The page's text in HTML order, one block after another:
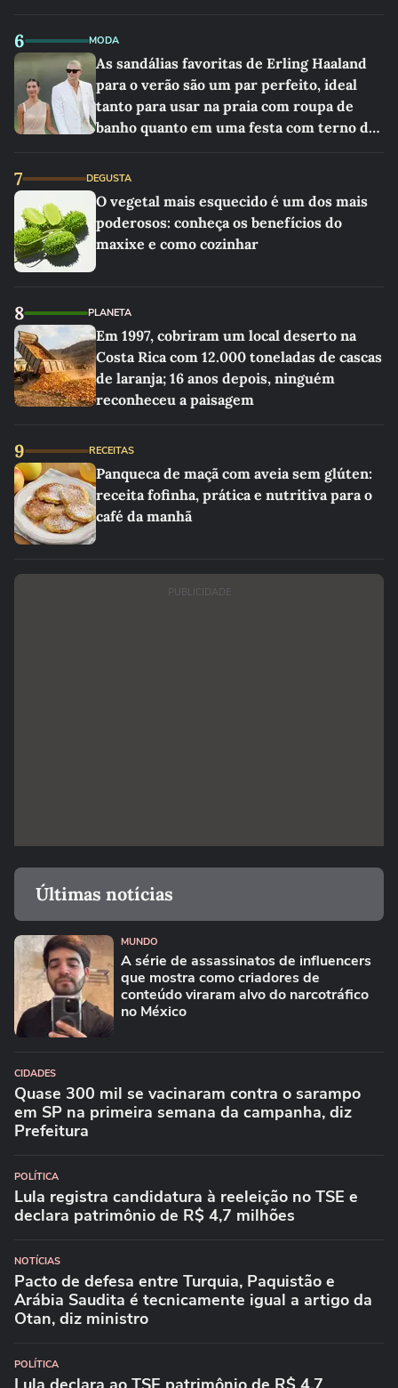
6 MODA
As sandálias favoritas de Erling Haaland
para o verão são um par perfeito, ideal
tanto para usar na praia com roupa de
banho quanto em uma festa com terno de
7 DEGUSTA
O vegetal mais esquecido é um dos mais
poderosos: conheça os benefícios do
maxixe e como cozinhar
8 PLANETA
Em 1997, cobriram um local deserto na
Costa Rica com 12.000 toneladas de cascas
de laranja; 16 anos depois, ninguém
reconheceu a paisagem
9 RECEITAS
Panqueca de maçã com aveia sem glúten:
receita fofinha, prática e nutritiva para o
café da manhã
PUBLICIDADE
Últimas notícias
MUNDO
A série de assassinatos de influencers
que mostra como criadores de
conteúdo viraram alvo do narcotráfico
no México
CIDADES
Quase 300 mil se vacinaram contra o sarampo
em SP na primeira semana da campanha, diz
Prefeitura
POLÍTICA
Lula registra candidatura à reeleição no TSE e
declara patrimônio de R$ 4,7 milhões
NOTÍCIAS
Pacto de defesa entre Turquia, Paquistão e
Arábia Saudita é tecnicamente igual a artigo da
Otan, diz ministro
POLÍTICA